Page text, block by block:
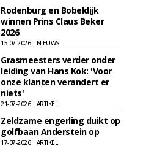
Rodenburg en Bobeldijk
winnen Prins Claus Beker
2026
15-07-2026 | NIEUWS
Grasmeesters verder onder
leiding van Hans Kok: 'Voor
onze klanten verandert er
niets'
21-07-2026 | ARTIKEL
Zeldzame engerling duikt op
golfbaan Anderstein op
17-07-2026 | ARTIKEL